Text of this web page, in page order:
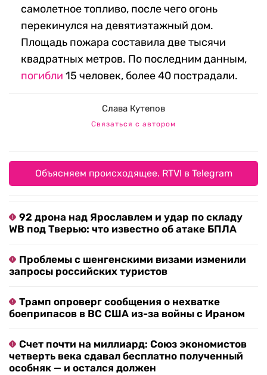
самолетное топливо, после чего огонь
перекинулся на девятиэтажный дом.
Площадь пожара составила две тысячи
квадратных метров. По последним данным,
погибли 15 человек, более 40 пострадали.
Слава Кутепов
Связаться с автором
Объясняем происходящее. RTVI в Telegram
92 дрона над Ярославлем и удар по складу
WB под Тверью: что известно об атаке БПЛА
Проблемы с шенгенскими визами изменили
запросы российских туристов
Трамп опроверг сообщения о нехватке
боеприпасов в ВС США из-за войны с Ираном
Счет почти на миллиард: Союз экономистов
четверть века сдавал бесплатно полученный
особняк — и остался должен